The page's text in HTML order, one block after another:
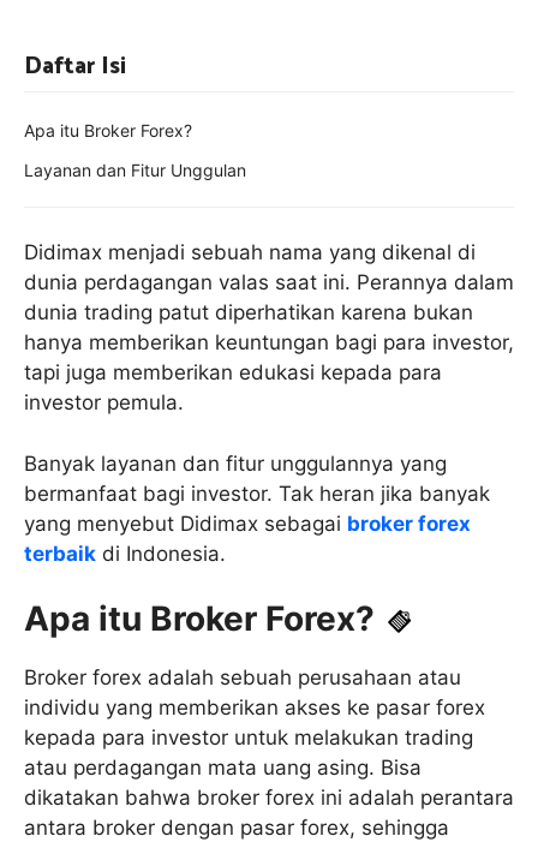
Didimax menjadi sebuah nama yang dikenal di
dunia perdagangan valas saat ini. Perannya dalam
dunia trading patut diperhatikan karena bukan
hanya memberikan keuntungan bagi para investor,
tapi juga memberikan edukasi kepada para
investor pemula.
Banyak layanan dan fitur unggulannya yang
bermanfaat bagi investor. Tak heran jika banyak
yang menyebut Didimax sebagai broker forex
terbaik di Indonesia.
Apa itu Broker Forex?
Broker forex adalah sebuah perusahaan atau
individu yang memberikan akses ke pasar forex
kepada para investor untuk melakukan trading
atau perdagangan mata uang asing. Bisa
dikatakan bahwa broker forex ini adalah perantara
antara broker dengan pasar forex, sehingga
Daftar Isi
Apa itu Broker Forex?
Layanan dan Fitur Unggulan